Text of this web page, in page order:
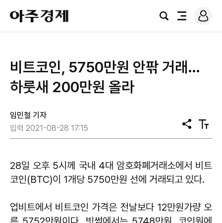
아
주
경
검
전
로
그
비트코인, 5750만원 안팎 거래…
하룻새 200만원 올라
임민철 기자
입력 2021-08-28 17:15
공
유
텍
스
기
28일 오후 5시께 국내 4대 암호화폐거래소에서 비트
코인(BTC)이 1개당 5750만원 선에 거래되고 있다.
업비트에서 비트코인 가격은 전날보다 12만원가량 오